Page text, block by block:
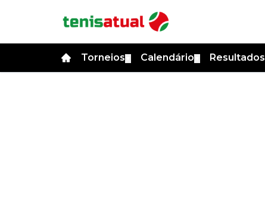
Torneios Calendário Resultados